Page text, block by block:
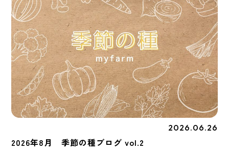
2026.06.26
2026年8月 季節の種ブログ vol.2